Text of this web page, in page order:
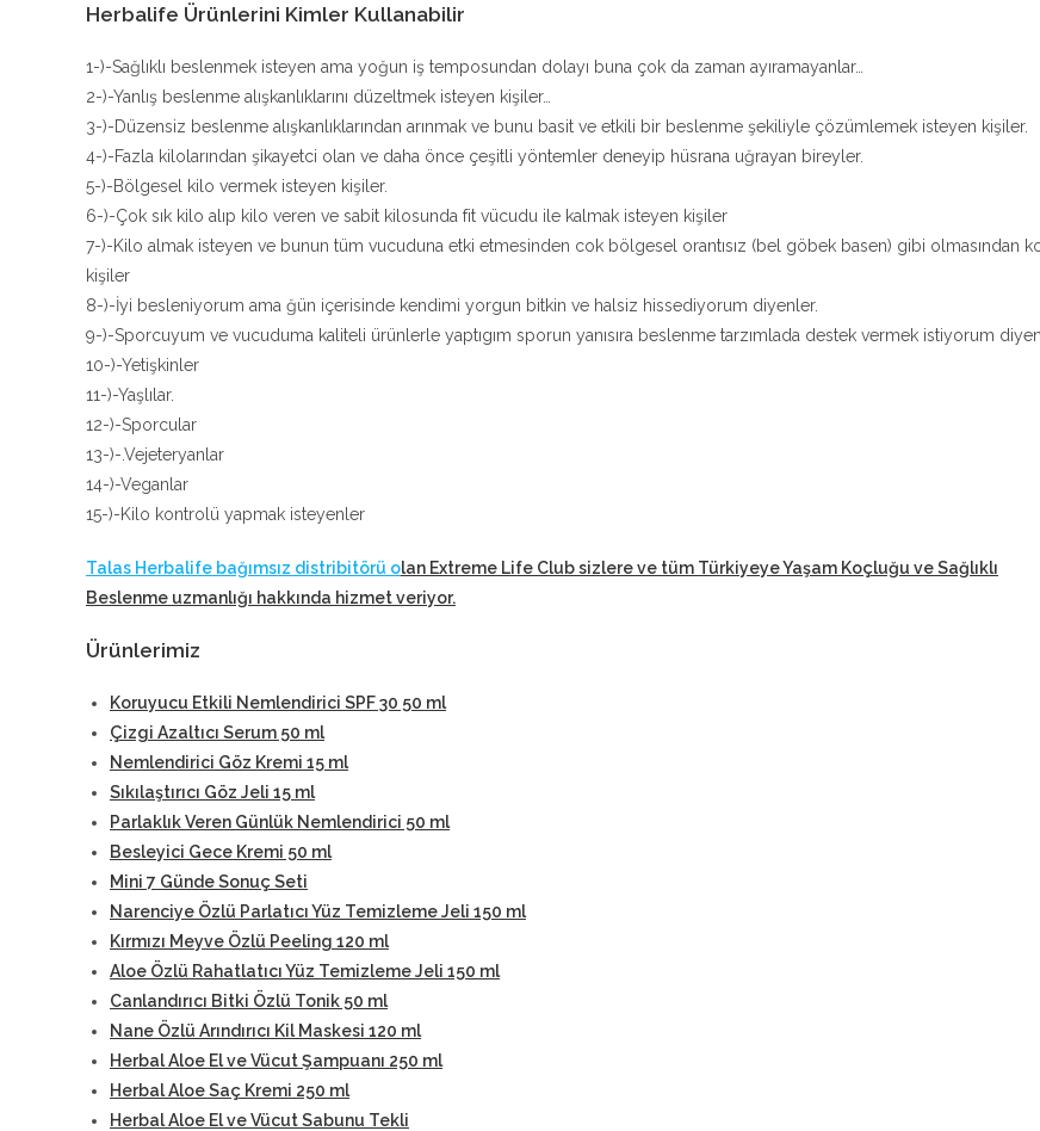
Herbalife Ürünlerini Kimler Kullanabilir
1-)-Sağlıklı beslenmek isteyen ama yoğun iş temposundan dolayı buna çok da zaman ayıramayanlar…
2-)-Yanlış beslenme alışkanlıklarını düzeltmek isteyen kişiler…
3-)-Düzensiz beslenme alışkanlıklarından arınmak ve bunu basit ve etkili bir beslenme şekiliyle çözümlemek isteyen kişiler.
4-)-Fazla kilolarından şikayetci olan ve daha önce çeşitli yöntemler deneyip hüsrana uğrayan bireyler.
5-)-Bölgesel kilo vermek isteyen kişiler.
6-)-Çok sık kilo alıp kilo veren ve sabit kilosunda fit vücudu ile kalmak isteyen kişiler
7-)-Kilo almak isteyen ve bunun tüm vucuduna etki etmesinden cok bölgesel orantısız (bel göbek basen) gibi olmasından
kişiler
8-)-İyi besleniyorum ama ğün içerisinde kendimi yorgun bitkin ve halsiz hissediyorum diyenler.
9-)-Sporcuyum ve vucuduma kaliteli ürünlerle yaptıgım sporun yanısıra beslenme tarzımlada destek vermek istiyorum
10-)-Yetişkinler
11-)-Yaşlılar.
12-)-Sporcular
13-)-.Vejeteryanlar
14-)-Veganlar
15-)-Kilo kontrolü yapmak isteyenler
Talas Herbalife bağımsız distribitörü olan Extreme Life Club sizlere ve tüm Türkiyeye Yaşam Koçluğu ve Sağlıklı
Beslenme uzmanlığı hakkında hizmet veriyor.
Ürünlerimiz
Koruyucu Etkili Nemlendirici SPF 30 50 ml
Çizgi Azaltıcı Serum 50 ml
Nemlendirici Göz Kremi 15 ml
Sıkılaştırıcı Göz Jeli 15 ml
Parlaklık Veren Günlük Nemlendirici 50 ml
Besleyici Gece Kremi 50 ml
Mini 7 Günde Sonuç Seti
Narenciye Özlü Parlatıcı Yüz Temizleme Jeli 150 ml
Kırmızı Meyve Özlü Peeling 120 ml
Aloe Özlü Rahatlatıcı Yüz Temizleme Jeli 150 ml
Canlandırıcı Bitki Özlü Tonik 50 ml
Nane Özlü Arındırıcı Kil Maskesi 120 ml
Herbal Aloe El ve Vücut Şampuanı 250 ml
Herbal Aloe Saç Kremi 250 ml
Herbal Aloe El ve Vücut Sabunu Tekli